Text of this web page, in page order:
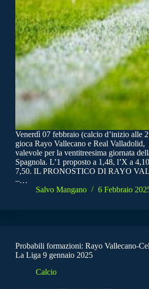
Venerdì 07 febbraio (calcio d’inizio alle
gioca Rayo Vallecano e Real Valladolid,
valevole per la ventitreesima giornata
Spagnola. L’1 proposto a 1,48, l’X a
7,50. IL PRONOSTICO DI RAYO
–…
Salvo Mangano
6 Febbraio
Probabili formazioni: Rayo Vallecano-
La Liga 9 gennaio 2025
Calcio